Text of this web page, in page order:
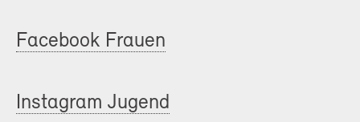
Facebook Frauen
Instagram Jugend